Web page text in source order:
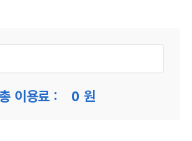
이용료 : 0 원